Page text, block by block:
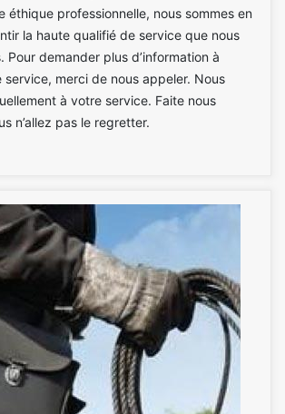
éthique professionnelle, nous sommes en
la haute qualifié de service que nous
Pour demander plus d’information à
service, merci de nous appeler. Nous
à votre service. Faite nous
n’allez pas le regretter.